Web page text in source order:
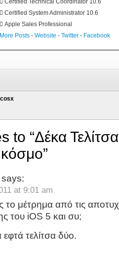
 Certified System Administrator 10.6
 Apple Sales Professional
More Posts - Website - Twitter - Facebook
to “Δέκα
says:
at 9:01 am
το μέτρημα από τις
του iOS 5 και συ;
εφτά τελίτσα δύο.